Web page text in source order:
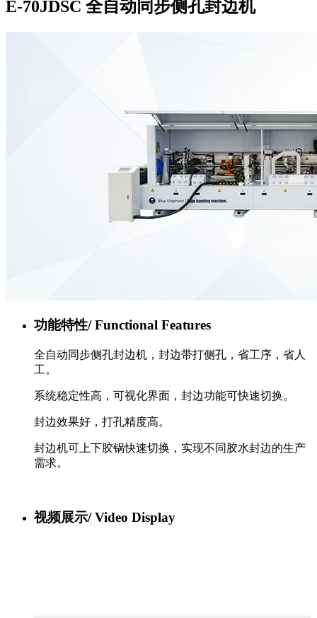
E-70JDSC 全自动同步侧孔封边机
功能特性/Functional Features
全自动同步侧孔封边机，封边带打侧孔，省工序，省人
工。
系统稳定性高，可视化界面，封边功能可快速切换。
封边效果好，打孔精度高。
封边机可上下胶锅快速切换，实现不同胶水封边的生产
需求。
视频展示/Video Display